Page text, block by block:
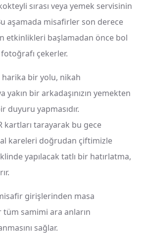
sırası veya yemek servisinin
aşamada misafirler son derece
etkinlikleri başlamadan önce bol
çekerler.
harika bir yolu, nikah
bir arkadaşınızın yemekten
duyuru yapmasıdır.
kartları tarayarak bu gece
kareleri doğrudan çiftimizle
yapılacak tatlı bir hatırlatma,
girişlerinden masa
samimi ara anların
sağlar.